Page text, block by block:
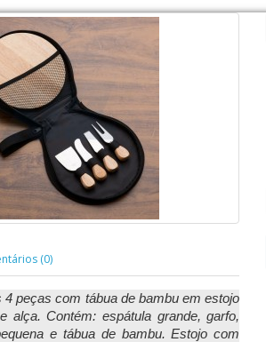
(0)
4 peças com tábua de bambu em estojo
alça. Contém: espátula grande, garfo,
e tábua de bambu. Estojo com